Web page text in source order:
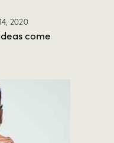
2020
come